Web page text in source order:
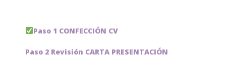
Paso 1 CONFECCIÓN CV
Paso 2 Revisión CARTA PRESENTACIÓN